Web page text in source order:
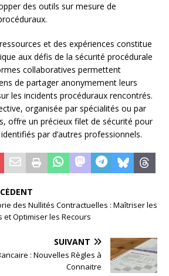
des outils sur mesure de
et des expériences constitue
aux défis de la sécurité procédurale
collaboratives permettent
de partager anonymement leurs
les incidents procéduraux rencontrés.
organisée par spécialités ou par
offre un précieux filet de sécurité pour
par d’autres professionnels.
des Nullités Contractuelles : Maîtriser les
et Optimiser les Recours
SUIVANT
: Nouvelles Règles à
Connaitre